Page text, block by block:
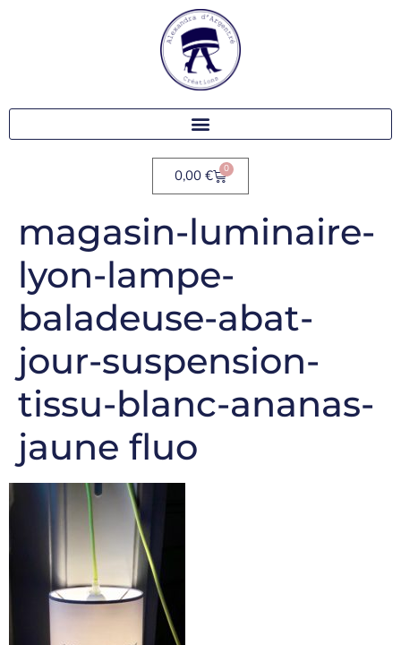
0,00 € 0
magasin-luminaire-
lyon-lampe-
baladeuse-abat-
jour-suspension-
tissu-blanc-ananas-
jaune fluo